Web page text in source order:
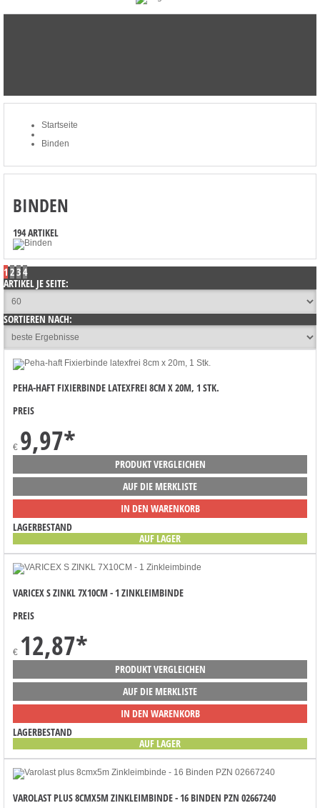
Startseite
Binden
BINDEN
194 ARTIKEL
1 234
ARTIKEL JE SEITE:
SORTIEREN NACH:
PEHA-HAFT FIXIERBINDE LATEXFREI 8CM X 20M, 1 STK.
PREIS
€ 9,97*
PRODUKT VERGLEICHEN
AUF DIE MERKLISTE
IN DEN WARENKORB
LAGERBESTAND
AUF LAGER
VARICEX S ZINKL 7X10CM - 1 ZINKLEIMBINDE
PREIS
€ 12,87*
PRODUKT VERGLEICHEN
AUF DIE MERKLISTE
IN DEN WARENKORB
LAGERBESTAND
AUF LAGER
VAROLAST PLUS 8CMX5M ZINKLEIMBINDE - 16 BINDEN PZN 02667240